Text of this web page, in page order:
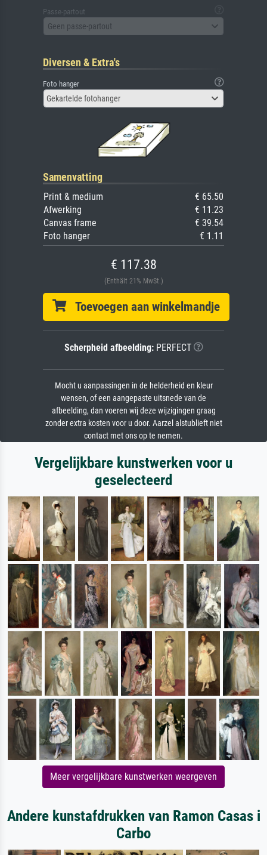
Passe-partout
Geen passe-partout
Diversen & Extra's
Foto hanger
Gekartelde fotohanger
Samenvatting
Print & medium
€ 65.50
Afwerking
€ 11.23
Canvas frame
€ 39.54
Foto hanger
€ 1.11
€ 117.38
(Enthält 21% MwSt.)
Toevoegen aan winkelmandje
Scherpheid afbeelding:PERFECT
Mocht u aanpassingen in de helderheid en kleur
wensen, of een aangepaste uitsnede van de
afbeelding, dan voeren wij deze wijzigingen graag
zonder extra kosten voor u door. Aarzel alstublieft niet
contact met ons op te nemen.
Vergelijkbare kunstwerken voor u
geselecteerd
Meer vergelijkbare kunstwerken weergeven
Andere kunstafdrukken van Ramon Casas i
Carbo